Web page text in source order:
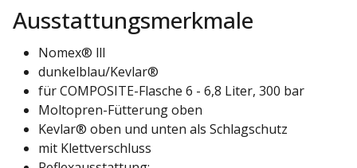
Ausstattungsmerkmale
Nomex® lll
dunkelblau/Kevlar®
für COMPOSITE-Flasche 6 - 6,8 Liter, 300 bar
Moltopren-Fütterung oben
Kevlar® oben und unten als Schlagschutz
mit Klettverschluss